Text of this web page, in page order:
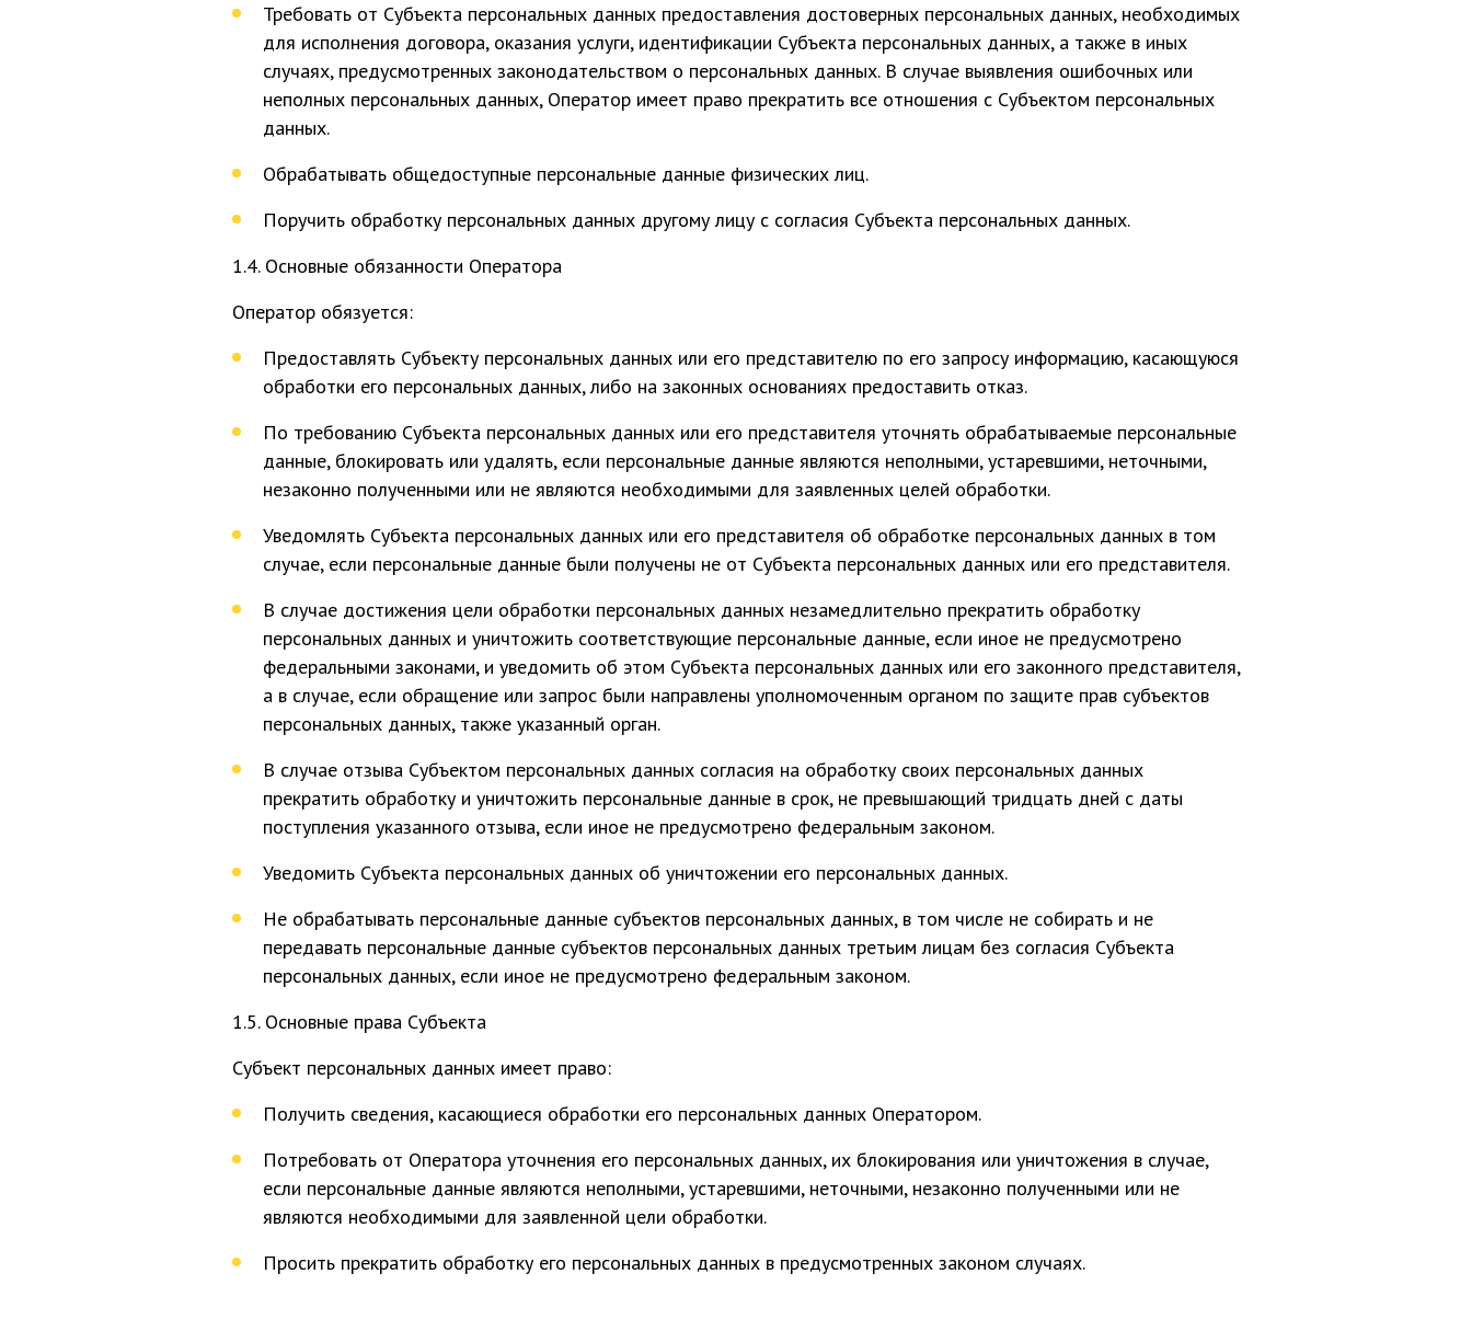
Требовать от Субъекта персональных данных предоставления достоверных персональных данных, необходимых
для исполнения договора, оказания услуги, идентификации Субъекта персональных данных, а также в иных
случаях, предусмотренных законодательством о персональных данных. В случае выявления ошибочных или
неполных персональных данных, Оператор имеет право прекратить все отношения с Субъектом персональных
данных.
Обрабатывать общедоступные персональные данные физических лиц.
Поручить обработку персональных данных другому лицу с согласия Субъекта персональных данных.
1.4. Основные обязанности Оператора
Оператор обязуется:
Предоставлять Субъекту персональных данных или его представителю по его запросу информацию, касающуюся
обработки его персональных данных, либо на законных основаниях предоставить отказ.
По требованию Субъекта персональных данных или его представителя уточнять обрабатываемые персональные
данные, блокировать или удалять, если персональные данные являются неполными, устаревшими, неточными,
незаконно полученными или не являются необходимыми для заявленных целей обработки.
Уведомлять Субъекта персональных данных или его представителя об обработке персональных данных в том
случае, если персональные данные были получены не от Субъекта персональных данных или его представителя.
В случае достижения цели обработки персональных данных незамедлительно прекратить обработку
персональных данных и уничтожить соответствующие персональные данные, если иное не предусмотрено
федеральными законами, и уведомить об этом Субъекта персональных данных или его законного представителя,
а в случае, если обращение или запрос были направлены уполномоченным органом по защите прав субъектов
персональных данных, также указанный орган.
В случае отзыва Субъектом персональных данных согласия на обработку своих персональных данных
прекратить обработку и уничтожить персональные данные в срок, не превышающий тридцать дней с даты
поступления указанного отзыва, если иное не предусмотрено федеральным законом.
Уведомить Субъекта персональных данных об уничтожении его персональных данных.
Не обрабатывать персональные данные субъектов персональных данных, в том числе не собирать и не
передавать персональные данные субъектов персональных данных третьим лицам без согласия Субъекта
персональных данных, если иное не предусмотрено федеральным законом.
1.5. Основные права Субъекта
Субъект персональных данных имеет право:
Получить сведения, касающиеся обработки его персональных данных Оператором.
Потребовать от Оператора уточнения его персональных данных, их блокирования или уничтожения в случае,
если персональные данные являются неполными, устаревшими, неточными, незаконно полученными или не
являются необходимыми для заявленной цели обработки.
Просить прекратить обработку его персональных данных в предусмотренных законом случаях.